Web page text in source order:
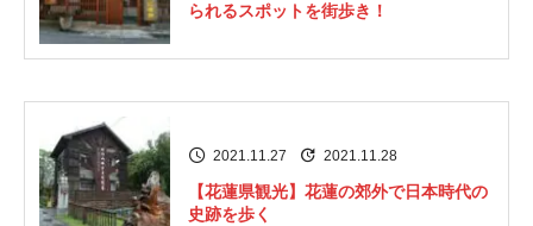
られるスポットを街歩き！
2021.11.27 2021.11.28
【花蓮県観光】花蓮の郊外で日本時代の
史跡を歩く